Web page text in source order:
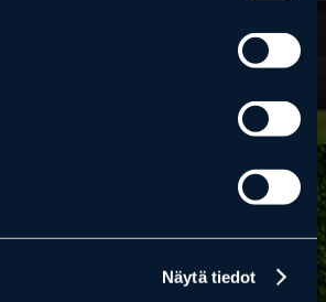
Näytä tiedot